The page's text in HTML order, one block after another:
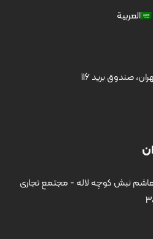
العربية
نبش کوچه لاله - مجتمع تجاری